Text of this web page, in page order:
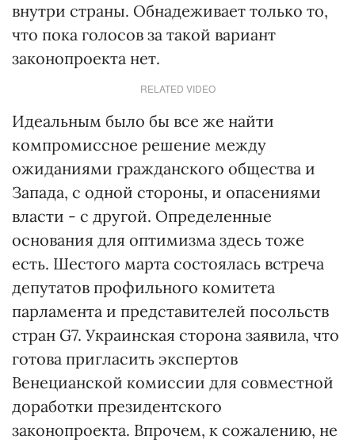
внутри страны. Обнадеживает только то,
что пока голосов за такой вариант
законопроекта нет.
RELATED VIDEO
Идеальным было бы все же найти
компромиссное решение между
ожиданиями гражданского общества и
Запада, с одной стороны, и опасениями
власти - с другой. Определенные
основания для оптимизма здесь тоже
есть. Шестого марта состоялась встреча
депутатов профильного комитета
парламента и представителей посольств
стран G7. Украинская сторона заявила, что
готова пригласить экспертов
Венецианской комиссии для совместной
доработки президентского
законопроекта. Впрочем, к сожалению, не